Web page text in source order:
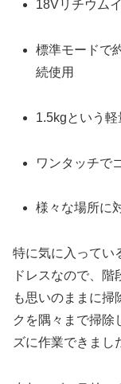
18Vリチウム
標準モードで
続使用
1.5kgという
ワンタッチで
様々な場所に
特に気に入ってい
ドレスなので、
も思いのままに掃
クを隅々まで掃除
ズに作業できまし